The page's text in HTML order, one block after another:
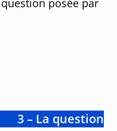
posée par
3 – La question